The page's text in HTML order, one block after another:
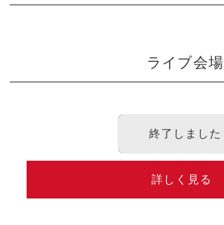
ライブ会場
終了しました
詳しく見る